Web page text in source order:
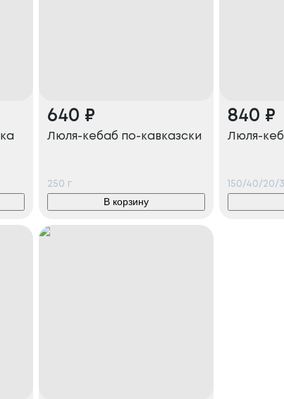
640 ₽
Люля-кебаб по-кавказски
250 г
В корзину
840 ₽
Люля-
150/40/20/